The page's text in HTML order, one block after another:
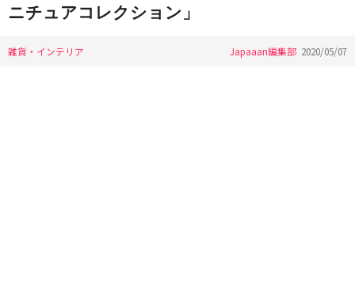
ニチュアコレクション」
雑貨・インテリア Japaaan編集部 2020/05/07